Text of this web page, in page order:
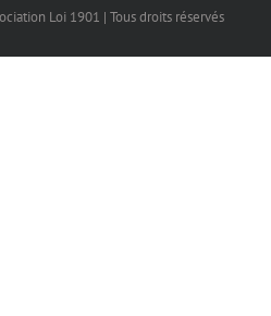
Loi 1901 | Tous droits réservés